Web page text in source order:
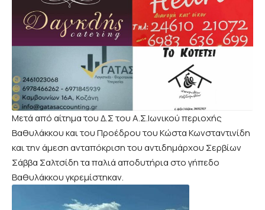
Μετά από αίτημα του Δ.Σ του Α.Σ.Ιωνικού περιοχής
Βαθυλάκκου και του Προέδρου του Κώστα Κωνσταντινίδη
και την άμεση ανταπόκριση του αντιδημάρχου Σερβίων
Σάββα Σαλτσίδη τα παλιά αποδυτήρια στο γήπεδο
Βαθυλάκκου γκρεμίστηκαν.